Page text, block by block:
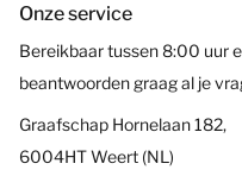
Onze service
Bereikbaar tussen 8:00 uur
beantwoorden graag al je
Graafschap Hornelaan 182,
6004HT Weert (NL)